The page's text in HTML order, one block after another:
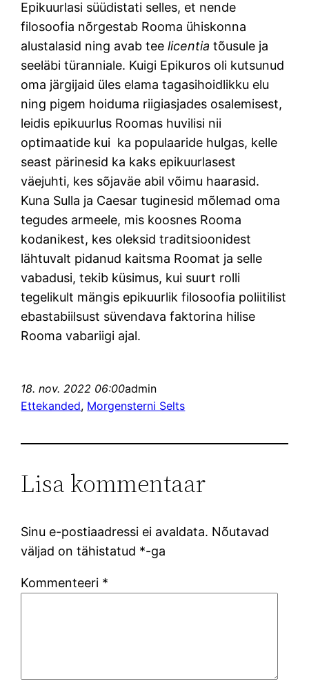
Epikuurlasi süüdistati selles, et nende
filosoofia nõrgestab Rooma ühiskonna
alustalasid ning avab teelicentia tõusule ja
seeläbi türanniale. Kuigi Epikuros oli kutsunud
oma järgijaid üles elama tagasihoidlikku elu
ning pigem hoiduma riigiasjades osalemisest,
leidis epikuurlus Roomas huvilisi nii
optimaatide kui ka populaaride hulgas, kelle
seast pärinesid ka kaks epikuurlasest
väejuhti, kes sõjaväe abil võimu haarasid.
Kuna Sulla ja Caesar tuginesid mõlemad oma
tegudes armeele, mis koosnes Rooma
kodanikest, kes oleksid traditsioonidest
lähtuvalt pidanud kaitsma Roomat ja selle
vabadusi, tekib küsimus, kui suurt rolli
tegelikult mängis epikuurlik filosoofia poliitilist
ebastabiilsust süvendava faktorina hilise
Rooma vabariigi ajal.
18. nov. 2022 06:00admin
Ettekanded, Morgensterni Selts
Lisa kommentaar
Sinu e-postiaadressi ei avaldata. Nõutavad
väljad on tähistatud *-ga
Kommenteeri *